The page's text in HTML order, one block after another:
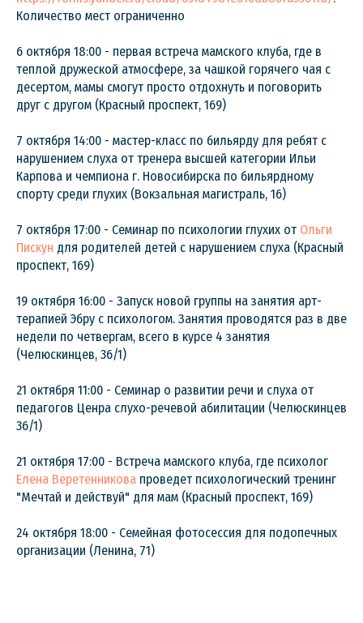
Количество мест ограниченно
6 октября 18:00 - первая встреча мамского клуба, где в
теплой дружеской атмосфере, за чашкой горячего чая с
десертом, мамы смогут просто отдохнуть и поговорить
друг с другом (Красный проспект, 169)
7 октября 14:00 - мастер-класс по бильярду для ребят с
нарушением слуха от тренера высшей категории Ильи
Карпова и чемпиона г. Новосибирска по бильярдному
спорту среди глухих (Вокзальная магистраль, 16)
7 октября 17:00 - Семинар по психологии глухих от Ольги
Пискун для родителей детей с нарушением слуха (Красный
проспект, 169)
19 октября 16:00 - Запуск новой группы на занятия арт-
терапией Эбру с психологом. Занятия проводятся раз в две
недели по четвергам, всего в курсе 4 занятия
(Челюскинцев, 36/1)
21 октября 11:00 - Семинар о развитии речи и слуха от
педагогов Ценра слухо-речевой абилитации (Челюскинцев
36/1)
21 октября 17:00 - Встреча мамского клуба, где психолог
Елена Веретенникова проведет психологический тренинг
"Мечтай и действуй" для мам (Красный проспект, 169)
24 октября 18:00 - Семейная фотосессия для подопечных
организации (Ленина, 71)